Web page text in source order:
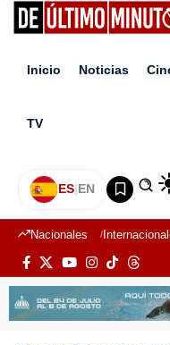
Inicio Noticias
TV
ES|EN
Nacionales